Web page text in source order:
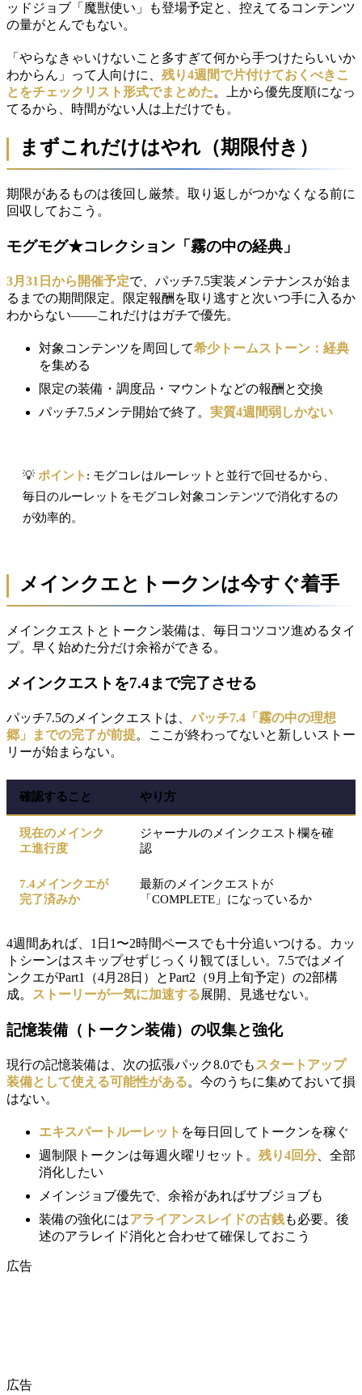
ッドジョブ「魔獣使い」も登場予定と、控えてるコンテンツ
の量がとんでもない。
「やらなきゃいけないこと多すぎて何から手つけたらいいか
わからん」って人向けに、 残り4週間で片付けておくべきこ
とをチェックリスト形式でまとめた。上から優先度順になっ
てるから、時間がない人は上だけでも。
まずこれだけはやれ（期限付き）
期限があるものは後回し厳禁。取り返しがつかなくなる前に
回収しておこう。
モグモグ★コレクション「霧の中の経典」
3月31日から開催予定で、パッチ7.5実装メンテナンスが始ま
るまでの期間限定。限定報酬を取り逃すと次いつ手に入るか
わからない――これだけはガチで優先。
対象コンテンツを周回して希少トームストーン：経典
を集める
限定の装備・調度品・マウントなどの報酬と交換
パッチ7.5メンテ開始で終了。 実質4週間弱しかない
💡 ポイント : モグコレはルーレットと並行で回せるから、
毎日のルーレットをモグコレ対象コンテンツで消化するの
が効率的。
メインクエとトークンは今すぐ着手
メインクエストとトークン装備は、毎日コツコツ進めるタイ
プ。早く始めた分だけ余裕ができる。
メインクエストを7.4まで完了させる
パッチ7.5のメインクエストは、 パッチ7.4「霧の中の理想
郷」までの完了が前提。ここが終わってないと新しいストー
リーが始まらない。
確認すること やり方
現在のメインク
エ進行度
ジャーナルのメインクエスト欄を確
認
7.4メインクエが
完了済みか
最新のメインクエストが
「COMPLETE」になっているか
4週間あれば、1日1〜2時間ペースでも十分追いつける。カッ
トシーンはスキップせずじっくり観てほしい。7.5ではメイ
ンクエがPart1（4月28日）とPart2（9月上旬予定）の2部構
成。
ストーリーが一気に加速する展開、見逃せない。
記憶装備（トークン装備）の収集と強化
現行の記憶装備は、次の拡張パック8.0でも スタートアップ
装備として使える可能性がある。今のうちに集めておいて損
はない。
エキスパートルーレット を毎日回してトークンを稼ぐ
週制限トークンは毎週火曜リセット。 残り4回分 、全部
消化したい
メインジョブ優先で、余裕があればサブジョブも
装備の強化にはアライアンスレイドの古銭も必要。後
述のアラレイド消化と合わせて確保しておこう
広告
広告